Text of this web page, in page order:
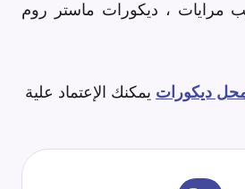
مرايات ، ديكورات ماستر روم
ديكورات يمكنك الإعتماد علية